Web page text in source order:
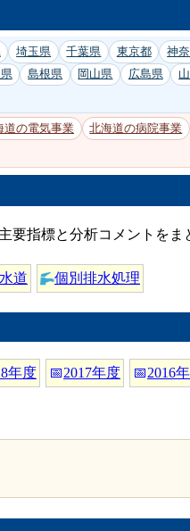
埼玉県 千葉県 東京都 神
島根県 岡山県 広島県
道の電気事業 北海道の病院事業
要指標と分析コメントをま
道 個別排水処理
年度 📅2017年度 📅2016